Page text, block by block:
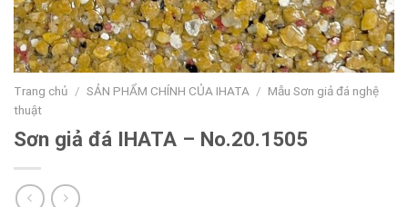
Trang chủ / SẢN PHẨM CHÍNH CỦA IHATA / Mẫu Sơn giả đá nghệ
thuật
Sơn giả đá IHATA – No.20.1505